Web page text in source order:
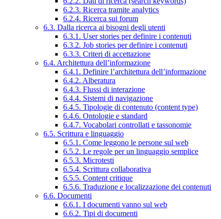
6.2.3. Ricerca tramite analytics
6.2.4. Ricerca sui forum
6.3. Dalla ricerca ai bisogni degli utenti
6.3.1. User stories per definire i contenuti
6.3.2. Job stories per definire i contenuti
6.3.3. Criteri di accettazione
6.4. Architettura dell’informazione
6.4.1. Definire l’architettura dell’informazione
6.4.2. Alberatura
6.4.3. Flussi di interazione
6.4.4. Sistemi di navigazione
6.4.5. Tipologie di contenuto (content type)
6.4.6. Ontologie e standard
6.4.7. Vocabolari controllati e tassonomie
6.5. Scrittura e linguaggio
6.5.1. Come leggono le persone sul web
6.5.2. Le regole per un linguaggio semplice
6.5.3. Microtesti
6.5.4. Scrittura collaborativa
6.5.5. Content critique
6.5.6. Traduzione e localizzazione dei contenuti
6.6. Documenti
6.6.1. I documenti vanno sul web
6.6.2. Tipi di documenti